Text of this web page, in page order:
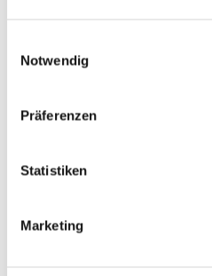
Notwendig
Präferenzen
Statistiken
Marketing
richtige Partner, denn
die technische
GmbH auf Zellebene aus
mit der Erfahrung des
ESS GmbH aus 10 Jahren